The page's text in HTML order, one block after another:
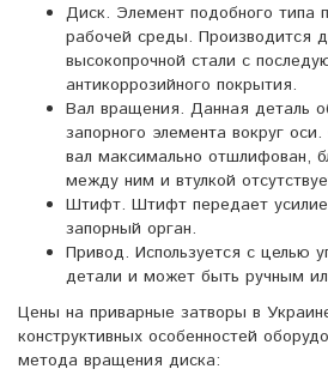
Диск. Элемент подобного типа
рабочей среды. Производится
высокопрочной стали с
антикоррозийного покрытия.
Вал вращения. Данная деталь
запорного элемента вокруг
вал максимально отшлифован,
между ним и втулкой
Штифт. Штифт передает
запорный орган.
Привод. Используется с целью
детали и может быть ручным
Цены на приварные затворы в
конструктивных особенностей
метода вращения диска: